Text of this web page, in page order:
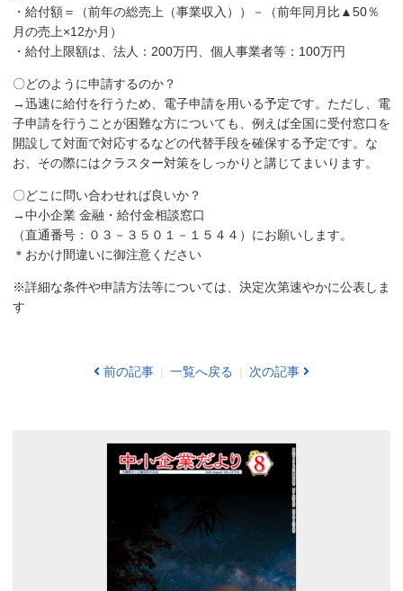
・給付額＝（前年の総売上（事業収入））－（前年同月比▲50％
月の売上×12か月）
・給付上限額は、法人：200万円、個人事業者等：100万円
〇どのように申請するのか？
→迅速に給付を行うため、電子申請を用いる予定です。ただし、電
子申請を行うことが困難な方についても、例えば全国に受付窓口を
開設して対面で対応するなどの代替手段を確保する予定です。な
お、その際にはクラスター対策をしっかりと講じてまいります。
〇どこに問い合わせれば良いか？
→中小企業 金融・給付金相談窓口
（直通番号：０３－３５０１－１５４４）にお願いします。
＊おかけ間違いに御注意ください
※詳細な条件や申請方法等については、決定次第速やかに公表しま
す
前の記事 一覧へ戻る 次の記事